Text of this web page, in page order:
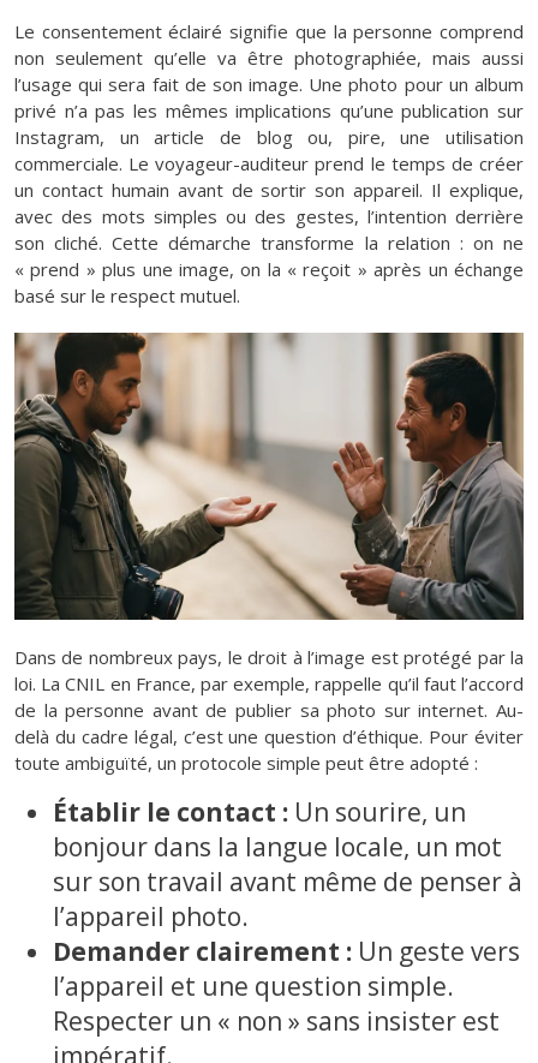
Le consentement éclairé signifie que la personne comprend
non seulement qu’elle va être photographiée, mais aussi
l’usage qui sera fait de son image. Une photo pour un album
privé n’a pas les mêmes implications qu’une publication sur
Instagram, un article de blog ou, pire, une utilisation
commerciale. Le voyageur-auditeur prend le temps de créer
un contact humain avant de sortir son appareil. Il explique,
avec des mots simples ou des gestes, l’intention derrière
son cliché. Cette démarche transforme la relation : on ne
« prend » plus une image, on la « reçoit » après un échange
basé sur le respect mutuel.
Dans de nombreux pays, le droit à l’image est protégé par la
loi. La CNIL en France, par exemple, rappelle qu’il faut l’accord
de la personne avant de publier sa photo sur internet. Au-
delà du cadre légal, c’est une question d’éthique. Pour éviter
toute ambiguïté, un protocole simple peut être adopté :
Établir le contact : Un sourire, un
bonjour dans la langue locale, un mot
sur son travail avant même de penser à
l’appareil photo.
Demander clairement : Un geste vers
l’appareil et une question simple.
Respecter un « non » sans insister est
impératif.